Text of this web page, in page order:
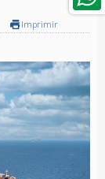
Imprimir